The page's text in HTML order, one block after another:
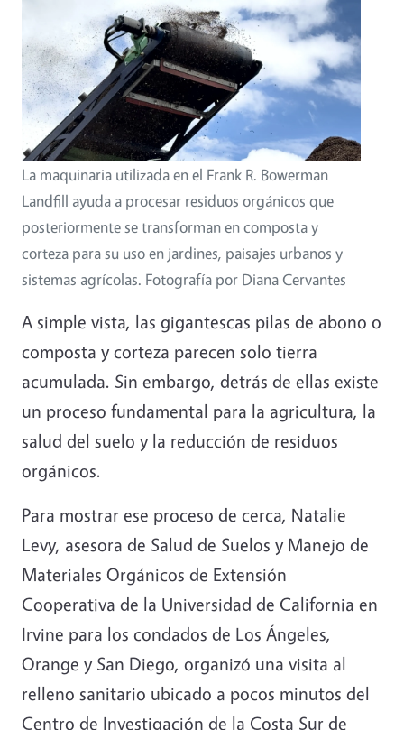
La maquinaria utilizada en el Frank R. Bowerman
Landfill ayuda a procesar residuos orgánicos que
posteriormente se transforman en composta y
corteza para su uso en jardines, paisajes urbanos y
sistemas agrícolas. Fotografía por Diana Cervantes
A simple vista, las gigantescas pilas de abono o
composta y corteza parecen solo tierra
acumulada. Sin embargo, detrás de ellas existe
un proceso fundamental para la agricultura, la
salud del suelo y la reducción de residuos
orgánicos.
Para mostrar ese proceso de cerca, Natalie
Levy, asesora de Salud de Suelos y Manejo de
Materiales Orgánicos de Extensión
Cooperativa de la Universidad de California en
Irvine para los condados de Los Ángeles,
Orange y San Diego, organizó una visita al
relleno sanitario ubicado a pocos minutos del
Centro de Investigación de la Costa Sur de